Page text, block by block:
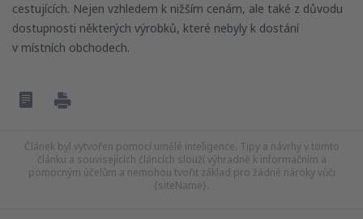
cestujících. Nejen vzhledem k nižším cenám, ale také z důvodu
dostupnosti některých výrobků, které nebyly k dostání
v místních obchodech.
Článek byl vytvořen pomocí umělé inteligence. Tipy a návrhy v tomto
článku a souvisejících článcích slouží výhradně k informačním a
pomocným účelům a nemohou tvořit základ pro žádné nároky vůči
{siteName}.